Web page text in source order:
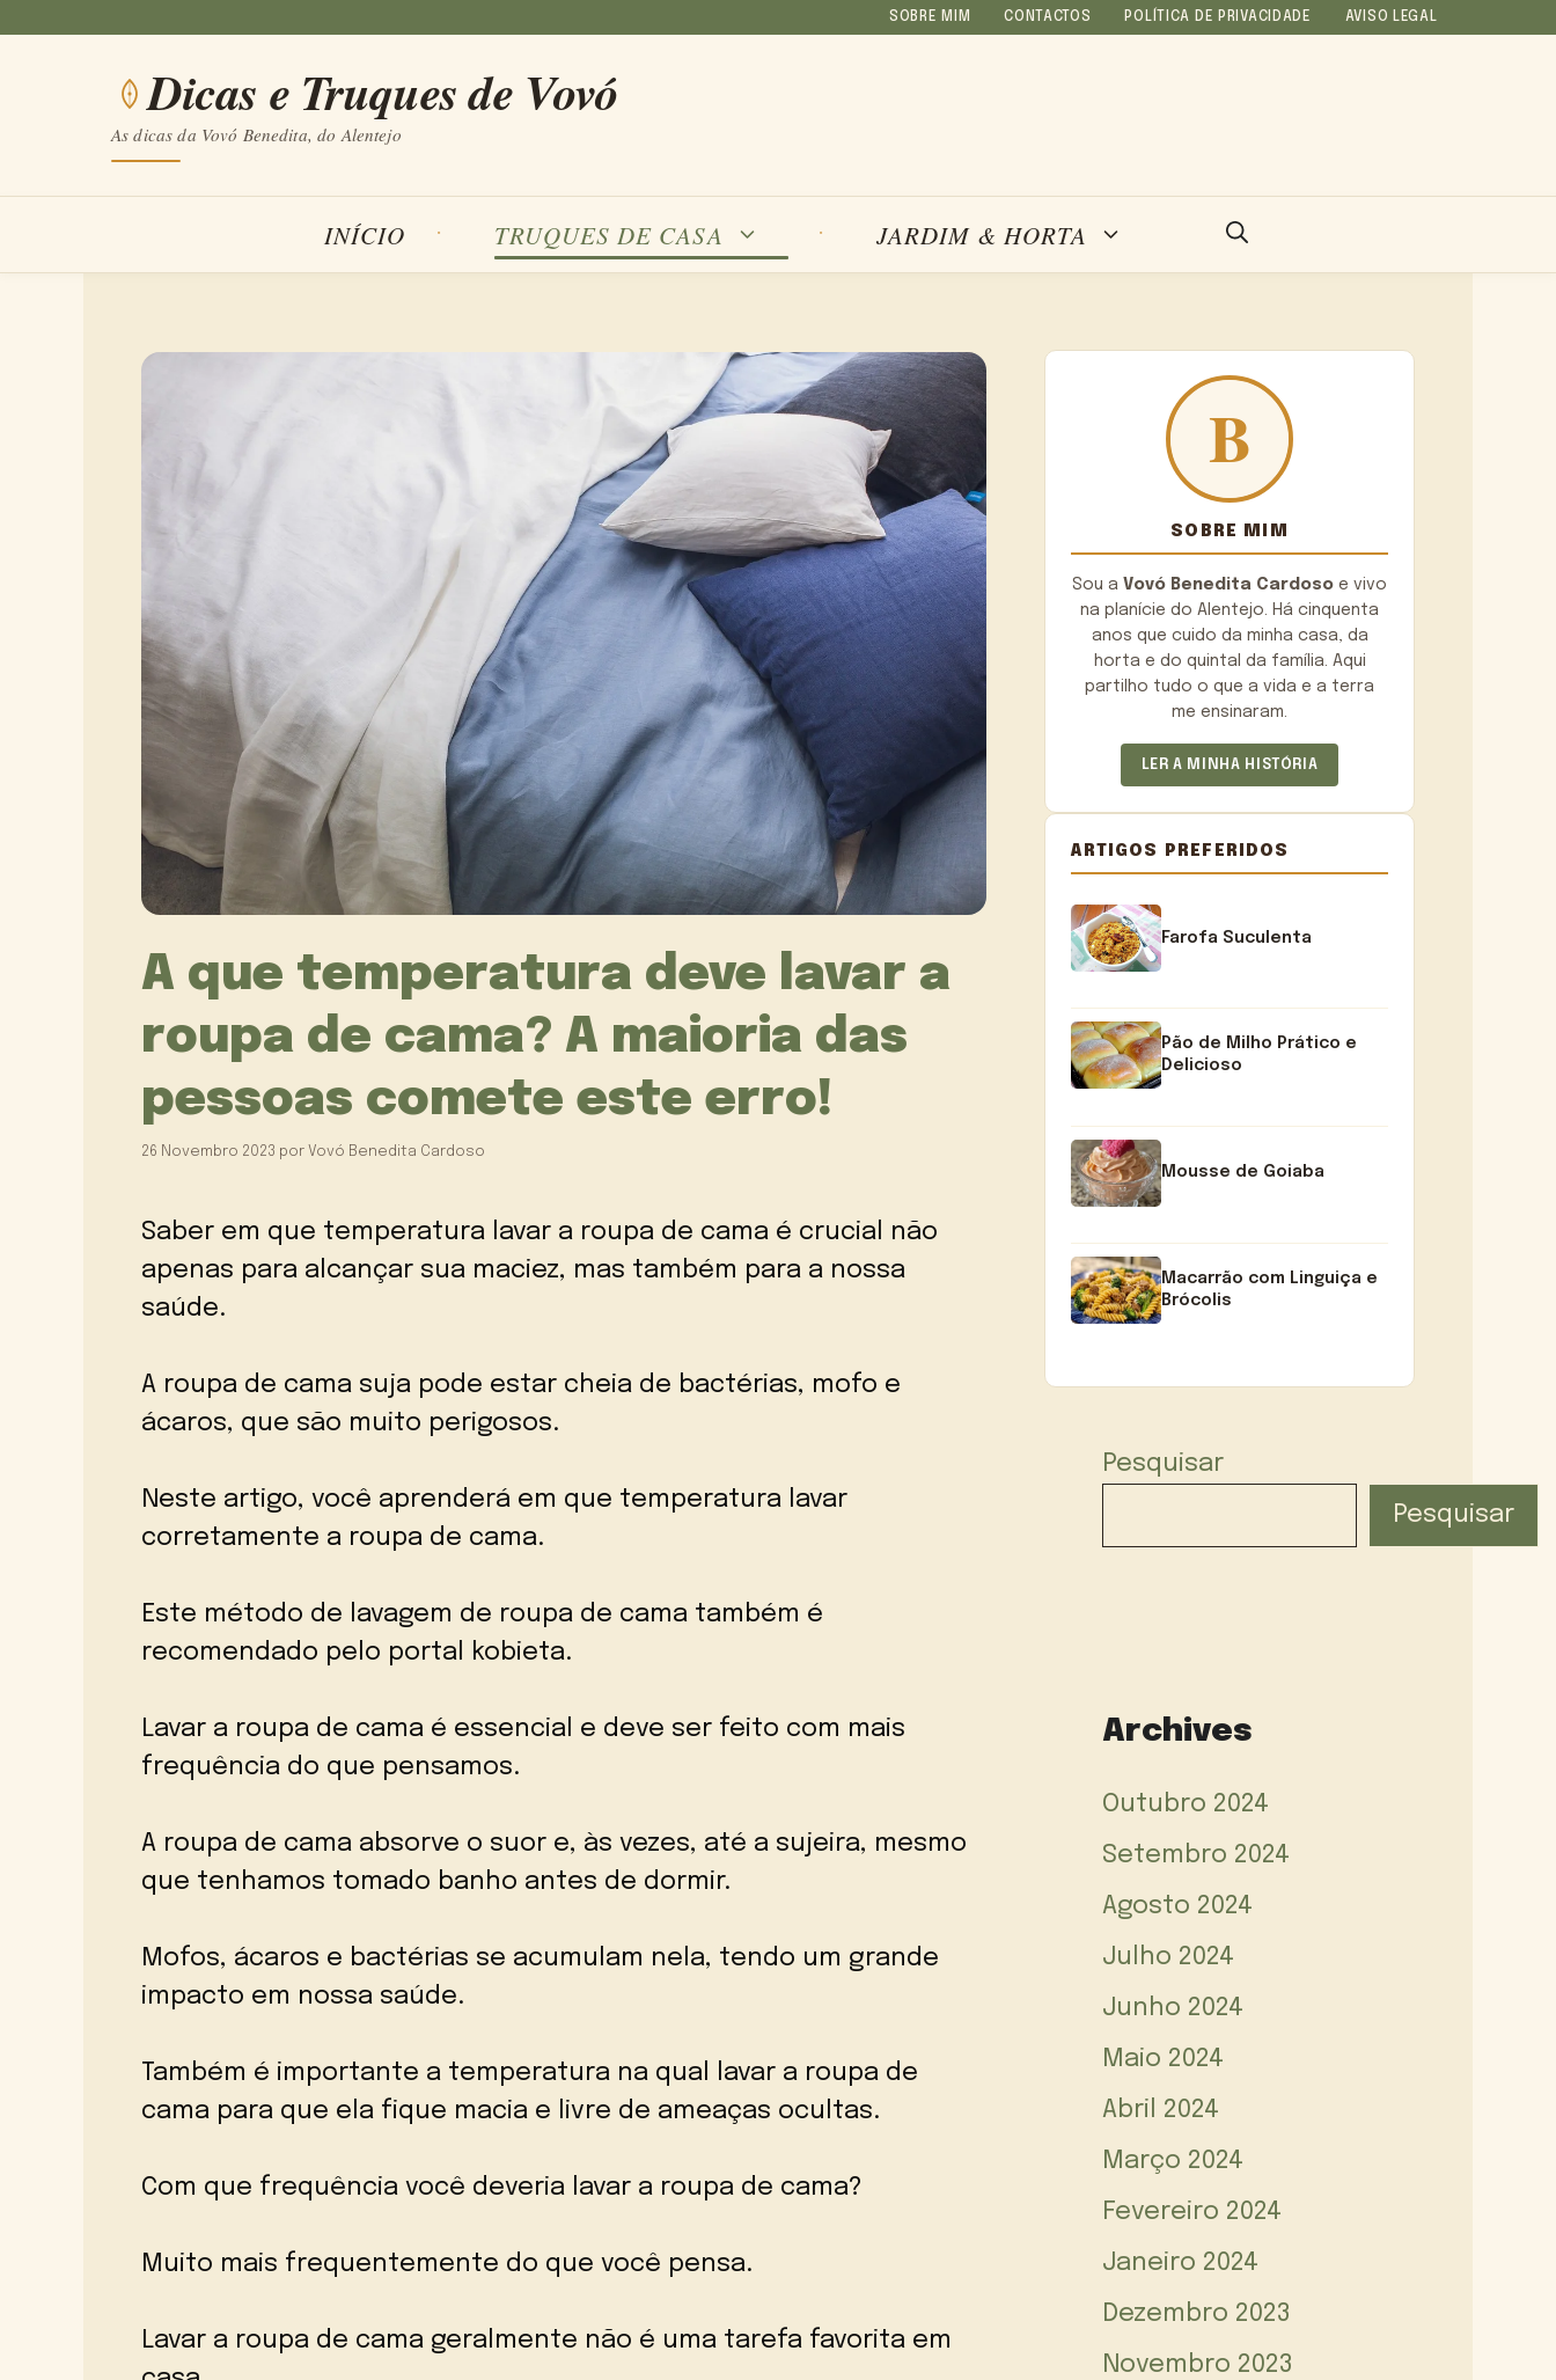
conteúdo
SOBRE MIM CONTACTOS POLÍTICA DE PRIVACIDADE AVISO LEGAL
Dicas e Truques de Vovó
As dicas da Vovó Benedita, do Alentejo
INÍCIO TRUQUES DE CASA JARDIM & HORTA
A que temperatura deve lavar a
roupa de cama? A maioria das
pessoas comete este erro!
26 Novembro 2023 por Vovó Benedita Cardoso
Saber em que temperatura lavar a roupa de cama é crucial não
apenas para alcançar sua maciez, mas também para a nossa
saúde.
A roupa de cama suja pode estar cheia de bactérias, mofo e
ácaros, que são muito perigosos.
Neste artigo, você aprenderá em que temperatura lavar
corretamente a roupa de cama.
Este método de lavagem de roupa de cama também é
recomendado pelo portal kobieta.
Lavar a roupa de cama é essencial e deve ser feito com mais
frequência do que pensamos.
A roupa de cama absorve o suor e, às vezes, até a sujeira, mesmo
que tenhamos tomado banho antes de dormir.
Mofos, ácaros e bactérias se acumulam nela, tendo um grande
impacto em nossa saúde.
Também é importante a temperatura na qual lavar a roupa de
cama para que ela fique macia e livre de ameaças ocultas.
Com que frequência você deveria lavar a roupa de cama?
Muito mais frequentemente do que você pensa.
Lavar a roupa de cama geralmente não é uma tarefa favorita em
SOBRE MIM
Sou a Vovó Benedita Cardoso e vivo
na planície do Alentejo. Há cinquenta
anos que cuido da minha casa, da
horta e do quintal da família. Aqui
partilho tudo o que a vida e a terra
me ensinaram.
LER A MINHA HISTÓRIA
ARTIGOS PREFERIDOS
Farofa Suculenta
Pão de Milho Prático e
Delicioso
Mousse de Goiaba
Macarrão com Linguiça e
Brócolis
Pesquisar
Pesquisar
Archives
Outubro 2024
Setembro 2024
Agosto 2024
Julho 2024
Junho 2024
Maio 2024
Abril 2024
Março 2024
Fevereiro 2024
Janeiro 2024
Dezembro 2023
Novembro 2023